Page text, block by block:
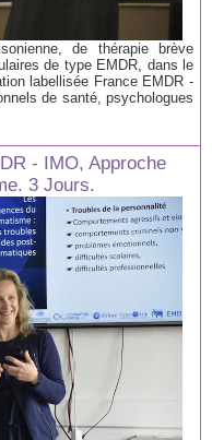
de thérapie brève
de type EMDR, dans le
labellisée France EMDR -
de santé, psychologues
- IMO, Approche
3 Jours.